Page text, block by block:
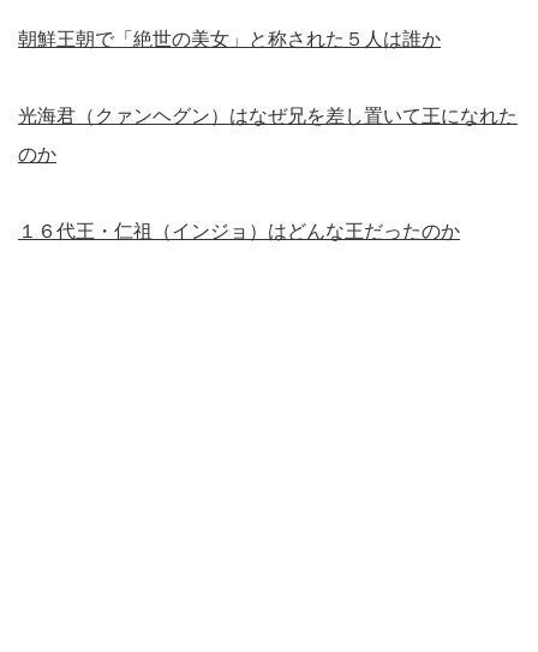
朝鮮王朝で「絶世の美女」と称された５人は誰か
光海君（クァンヘグン）はなぜ兄を差し置いて王になれた
のか
１６代王・仁祖（インジョ）はどんな王だったのか